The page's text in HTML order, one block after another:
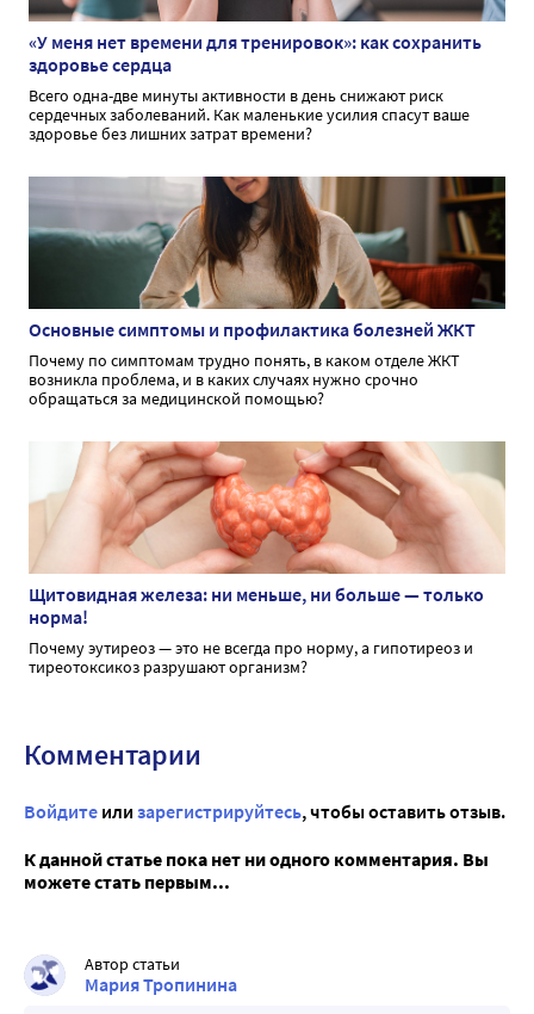
«У меня нет времени для тренировок»: как сохранить
здоровье сердца
Всего одна-две минуты активности в день снижают риск
сердечных заболеваний. Как маленькие усилия спасут ваше
здоровье без лишних затрат времени?
Основные симптомы и профилактика болезней ЖКТ
Почему по симптомам трудно понять, в каком отделе ЖКТ
возникла проблема, и в каких случаях нужно срочно
обращаться за медицинской помощью?
Щитовидная железа: ни меньше, ни больше — только
норма!
Почему эутиреоз — это не всегда про норму, а гипотиреоз и
тиреотоксикоз разрушают организм?
Комментарии
Войдите или зарегистрируйтесь, чтобы оставить отзыв.
К данной статье пока нет ни одного комментария. Вы
можете стать первым...
Автор статьи
Мария Тропинина